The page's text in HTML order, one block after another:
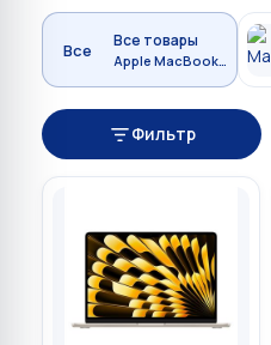
Все Все товары
Фильтр